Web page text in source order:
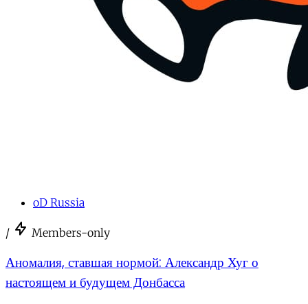
oD Russia
/ Members-only
Аномалия, ставшая нормой: Александр Хуг о
настоящем и будущем Донбасса